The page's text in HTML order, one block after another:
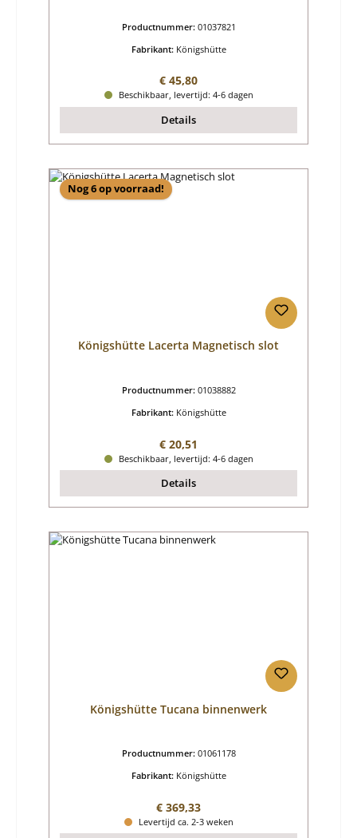
Productnummer: 01037821
Fabrikant: Königshütte
Normale prijs:
€ 45,80
Beschikbaar, levertijd: 4-6 dagen
Details
Nog 6 op voorraad!
Königshütte Lacerta Magnetisch slot
Productnummer: 01038882
Fabrikant: Königshütte
Normale prijs:
€ 20,51
Beschikbaar, levertijd: 4-6 dagen
Details
Königshütte Tucana binnenwerk
Productnummer: 01061178
Fabrikant: Königshütte
Normale prijs:
€ 369,33
Levertijd ca. 2-3 weken